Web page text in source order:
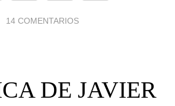
14 COMENTARIOS
DE JAVIER